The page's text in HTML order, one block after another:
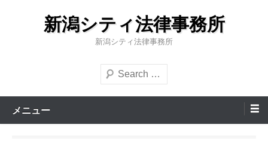
キ
新潟シティ法律事務所
新潟シティ法律事務所
検
索
メニュー